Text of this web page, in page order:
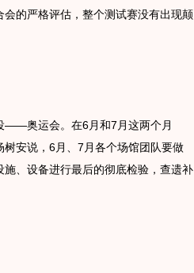
的严格评估，整个测试赛没有出现颠
奥运会。在6月和7月这两个月
安说，6月、7月各个场馆团队要做
、设备进行最后的彻底检验，查遗补